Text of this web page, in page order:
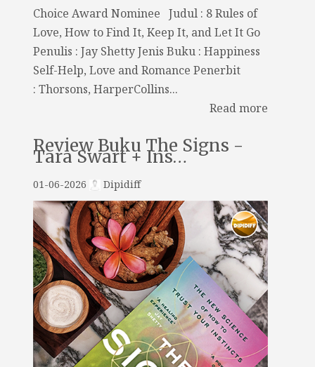
Choice Award Nominee Judul : 8 Rules of
Love, How to Find It, Keep It, and Let It Go
Penulis : Jay Shetty Jenis Buku : Happiness
Self-Help, Love and Romance Penerbit
: Thorsons, HarperCollins...
Read more
Review Buku The Signs -
Tara Swart + Ins…
01-06-2026 Dipidiff